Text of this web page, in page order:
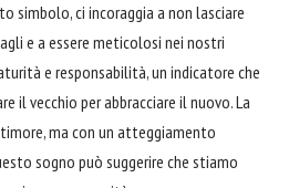
simbolo, ci incoraggia a non lasciare
e a essere meticolosi nei nostri
e responsabilità, un indicatore che
il vecchio per abbracciare il nuovo. La
ma con un atteggiamento
sogno può suggerire che stiamo